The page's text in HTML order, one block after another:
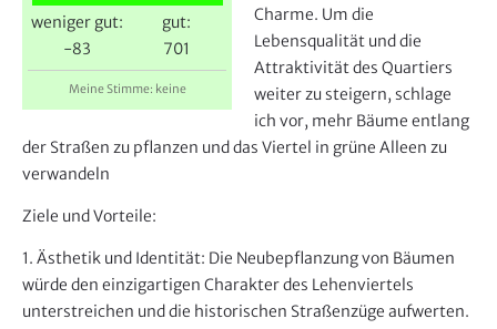
weniger gut:
-83
gut:
701
Meine Stimme: keine
Charme. Um die
Lebensqualität und die
Attraktivität des Quartiers
weiter zu steigern, schlage
ich vor, mehr Bäume entlang
der Straßen zu pflanzen und das Viertel in grüne Alleen zu
verwandeln
Ziele und Vorteile:
1. Ästhetik und Identität: Die Neubepflanzung von Bäumen
würde den einzigartigen Charakter des Lehenviertels
unterstreichen und die historischen Straßenzüge aufwerten.